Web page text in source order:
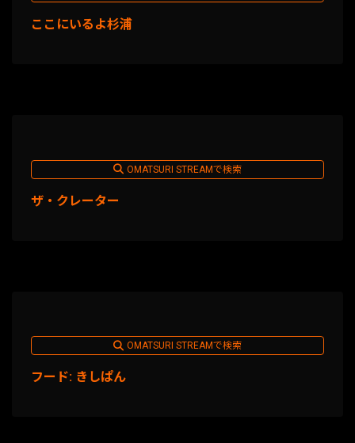
ここにいるよ杉浦
OMATSURI STREAMで検索
ザ・クレーター
OMATSURI STREAMで検索
フード: きしぱん